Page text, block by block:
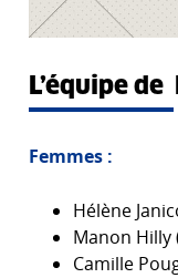
L’équipe de
Femmes :
Hélène
Manon Hilly
Camille